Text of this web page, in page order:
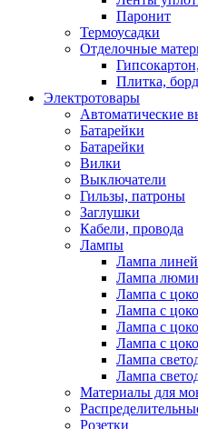
Паронит
Термоусадки
Отделочные
Плитка,
Электротовары
Автоматические
Батарейки
Батарейки
Вилки
Выключатели
Гильзы, патроны
Заглушки
Кабели, провода
Лампы
Лампа
Лампа
Лампа с
Лампа с
Лампа с
Лампа с
Лампа
Лампа
Материалы для
Розетки